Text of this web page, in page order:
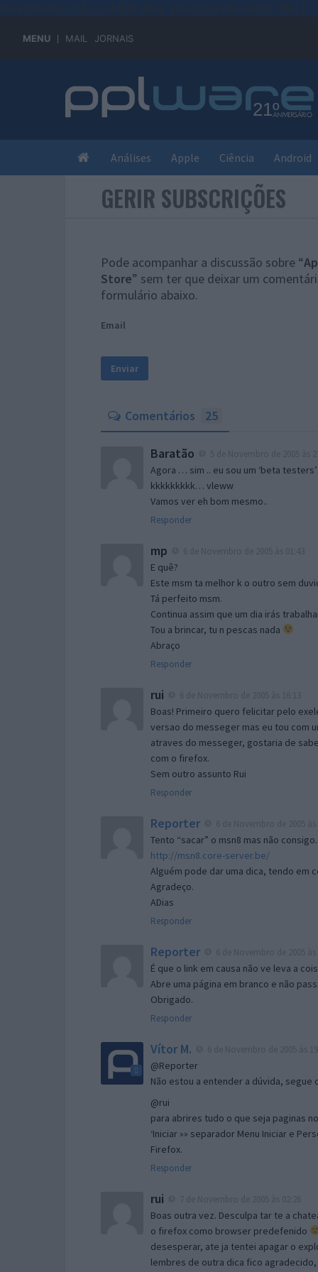
MENU MAIL JORNAIS
Análises Apple Ciência Android
GERIR SUBSCRIÇÕES
Pode acompanhar a discussão sobre “
Store” sem ter que deixar um
formulário abaixo.
Email
Comentários 25
Baratão
Agora … sim .. eu sou um ‘beta testers’
kkkkkkkkk… vleww
Vamos ver eh bom mesmo..
Responder
mp
E quê?
Este msm ta melhor k o outro sem
Tá perfeito msm.
Continua assim que um dia irás
Tou a brincar, tu n pescas nada
Abraço
Responder
rui
Boas! Primeiro quero felicitar pelo
versao do messeger mas eu tou com
atraves do messeger, gostaria de
com o firefox.
Sem outro assunto Rui
Responder
Reporter
Tento “sacar” o msn8 mas não
http://msn8.core-server.be/
Alguém pode dar uma dica, tendo em
Agradeço.
ADias
Responder
Reporter
É que o link em causa não ve leva a
Abre uma página em branco e não
Obrigado.
Responder
Vítor M.
@Reporter
Não estou a entender a dúvida,
@rui
para abrires tudo o que seja paginas
‘Iniciar »» separador Menu Iniciar e
Firefox.
Responder
rui
Boas outra vez. Desculpa tar te a
o firefox como browser predefenido
desesperar, ate ja tentei apagar o
lembres de outra dica fico